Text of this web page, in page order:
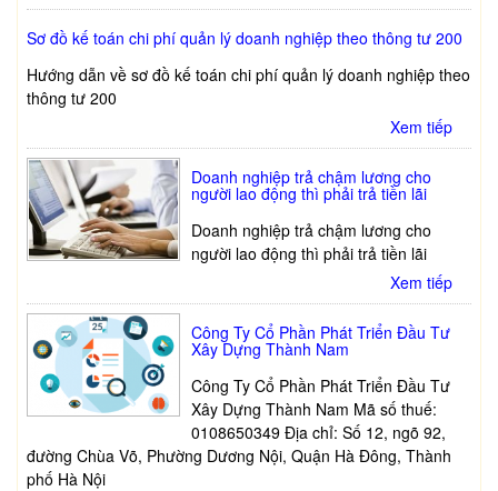
Sơ đồ kế toán chi phí quản lý doanh nghiệp theo thông tư 200
Hướng dẫn về sơ đồ kế toán chi phí quản lý doanh nghiệp theo
thông tư 200
Xem tiếp
Doanh nghiệp trả chậm lương cho
người lao động thì phải trả tiền lãi
Doanh nghiệp trả chậm lương cho
người lao động thì phải trả tiền lãi
Xem tiếp
Công Ty Cổ Phần Phát Triển Đầu Tư
Xây Dựng Thành Nam
Công Ty Cổ Phần Phát Triển Đầu Tư
Xây Dựng Thành Nam Mã số thuế:
0108650349 Địa chỉ: Số 12, ngõ 92,
đường Chùa Võ, Phường Dương Nội, Quận Hà Đông, Thành
phố Hà Nội